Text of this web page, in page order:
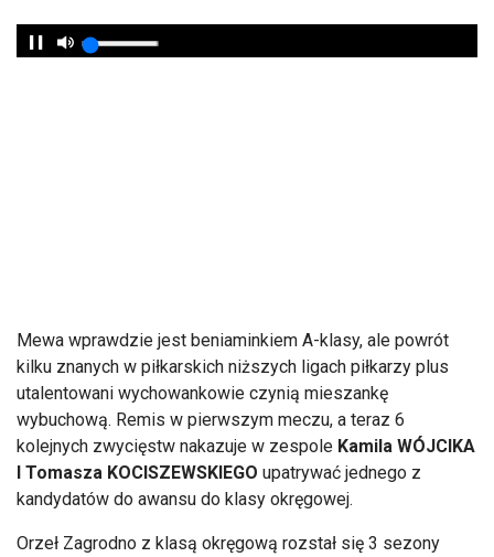
Mewa wprawdzie jest beniaminkiem A-klasy, ale powrót
kilku znanych w piłkarskich niższych ligach piłkarzy plus
utalentowani wychowankowie czynią mieszankę
wybuchową. Remis w pierwszym meczu, a teraz 6
kolejnych zwycięstw nakazuje w zespole Kamila WÓJCIKA
I Tomasza KOCISZEWSKIEGO upatrywać jednego z
kandydatów do awansu do klasy okręgowej.
Orzeł Zagrodno z klasą okręgową rozstał się 3 sezony